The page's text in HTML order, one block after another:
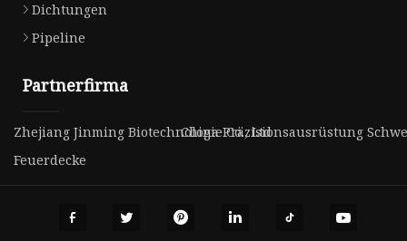
Dichtungen
Pipeline
Partnerfirma
Zhejiang Jinming Biotechnologie Co., LtdChina Präzisionsausrüstung
Feuerdecke